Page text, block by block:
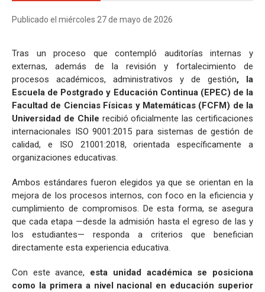
Publicado el miércoles 27 de mayo de 2026
Tras un proceso que contempló auditorías internas y
externas, además de la revisión y fortalecimiento de
procesos académicos, administrativos y de gestión, la
Escuela de Postgrado y Educación Continua (EPEC) de la
Facultad de Ciencias Físicas y Matemáticas (FCFM) de la
Universidad de Chile recibió oficialmente las certificaciones
internacionales ISO 9001:2015 para sistemas de gestión de
calidad, e ISO 21001:2018, orientada específicamente a
organizaciones educativas.
Ambos estándares fueron elegidos ya que se orientan en la
mejora de los procesos internos, con foco en la eficiencia y
cumplimiento de compromisos. De esta forma, se asegura
que cada etapa —desde la admisión hasta el egreso de las y
los estudiantes— responda a criterios que benefician
directamente esta experiencia educativa.
Con este avance, esta unidad académica se posiciona
como la primera a nivel nacional en educación superior